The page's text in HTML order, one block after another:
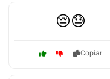
😔😓
Copiar